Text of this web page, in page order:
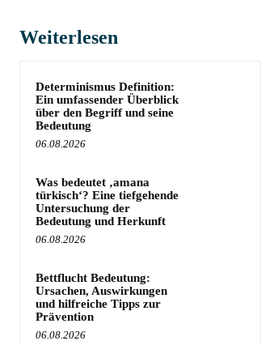
Weiterlesen
Determinismus Definition:
Ein umfassender Überblick
über den Begriff und seine
Bedeutung
06.08.2026
Was bedeutet ‚amana
türkisch‘? Eine tiefgehende
Untersuchung der
Bedeutung und Herkunft
06.08.2026
Bettflucht Bedeutung:
Ursachen, Auswirkungen
und hilfreiche Tipps zur
Prävention
06.08.2026